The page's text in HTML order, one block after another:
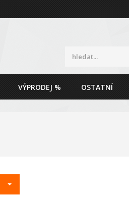
VÝPRODEJ % OSTATNÍ